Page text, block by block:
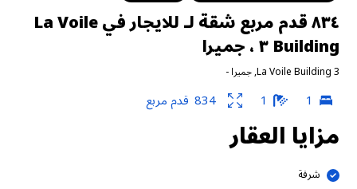
٨٣٤ قدم مربع شقة لـ للايجار في La Voile
Building ٣ ، جميرا
La Voile Building 3
,جميرا-
1
1
834 قدم مربع
مزايا العقار
شرفة